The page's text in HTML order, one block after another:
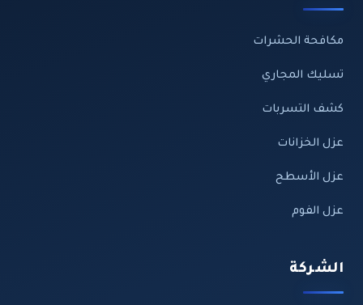
مكافحة الحشرات
تسليك المجاري
كشف التسربات
عزل الخزانات
عزل الأسطح
عزل الفوم
الشركة